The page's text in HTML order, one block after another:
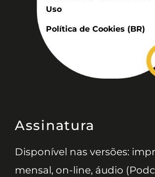
Uso
Política de Cookies (BR)
Assinatura
Disponível nas versões:
mensal, on-line, áudio